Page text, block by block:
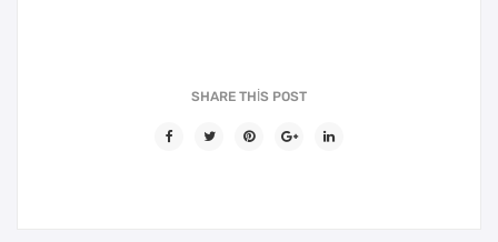
SHARE THIS POST